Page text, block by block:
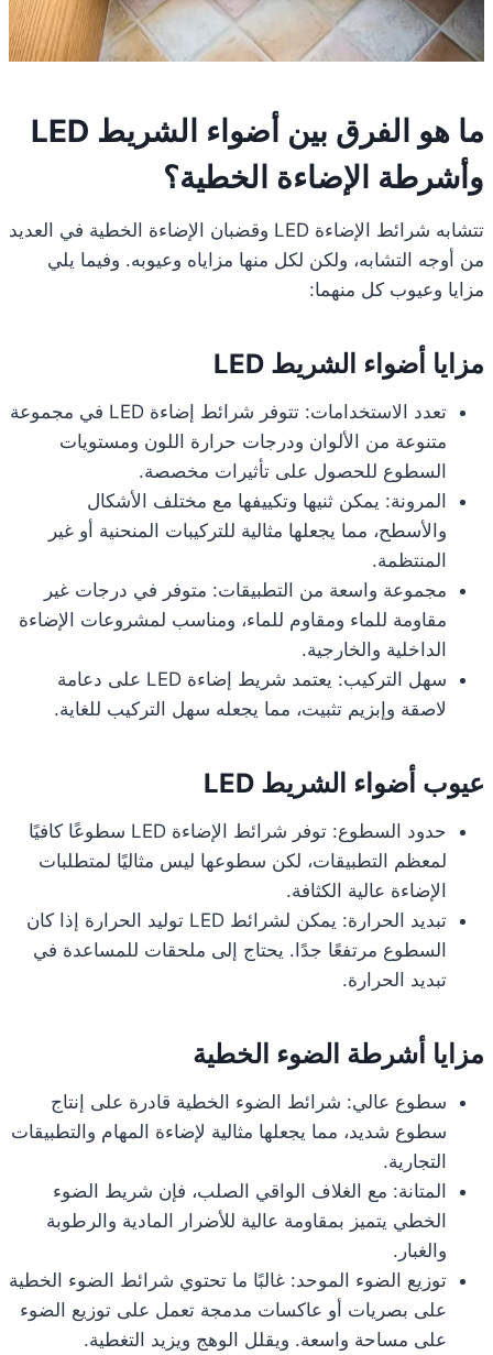
ما هو الفرق بين أضواء الشريط LED
وأشرطة الإضاءة الخطية؟
تتشابه شرائط الإضاءة LED وقضبان الإضاءة الخطية في العديد
من أوجه التشابه، ولكن لكل منها مزاياه وعيوبه. وفيما يلي
مزايا وعيوب كل منهما:
مزايا أضواء الشريط LED
تعدد الاستخدامات: تتوفر شرائط إضاءة LED في مجموعة
متنوعة من الألوان ودرجات حرارة اللون ومستويات
السطوع للحصول على تأثيرات مخصصة.
المرونة: يمكن ثنيها وتكييفها مع مختلف الأشكال
والأسطح، مما يجعلها مثالية للتركيبات المنحنية أو غير
المنتظمة.
مجموعة واسعة من التطبيقات: متوفر في درجات غير
مقاومة للماء ومقاوم للماء، ومناسب لمشروعات الإضاءة
الداخلية والخارجية.
سهل التركيب: يعتمد شريط إضاءة LED على دعامة
لاصقة وإبزيم تثبيت، مما يجعله سهل التركيب للغاية.
عيوب أضواء الشريط LED
حدود السطوع: توفر شرائط الإضاءة LED سطوعًا كافيًا
لمعظم التطبيقات، لكن سطوعها ليس مثاليًا لمتطلبات
الإضاءة عالية الكثافة.
تبديد الحرارة: يمكن لشرائط LED توليد الحرارة إذا كان
السطوع مرتفعًا جدًا. يحتاج إلى ملحقات للمساعدة في
تبديد الحرارة.
مزايا أشرطة الضوء الخطية
سطوع عالي: شرائط الضوء الخطية قادرة على إنتاج
سطوع شديد، مما يجعلها مثالية لإضاءة المهام والتطبيقات
التجارية.
المتانة: مع الغلاف الواقي الصلب، فإن شريط الضوء
الخطي يتميز بمقاومة عالية للأضرار المادية والرطوبة
والغبار.
توزيع الضوء الموحد: غالبًا ما تحتوي شرائط الضوء الخطية
على بصريات أو عاكسات مدمجة تعمل على توزيع الضوء
على مساحة واسعة. ويقلل الوهج ويزيد التغطية.